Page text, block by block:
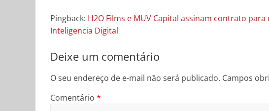
Pingback: H2O Films e MUV Capital assinam contrato
Inteligencia Digital
Deixe um comentário
O seu endereço de e-mail não será publicado. Campos
Comentário *